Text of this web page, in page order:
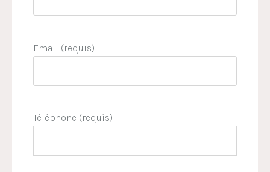
Email (requis)
Téléphone (requis)